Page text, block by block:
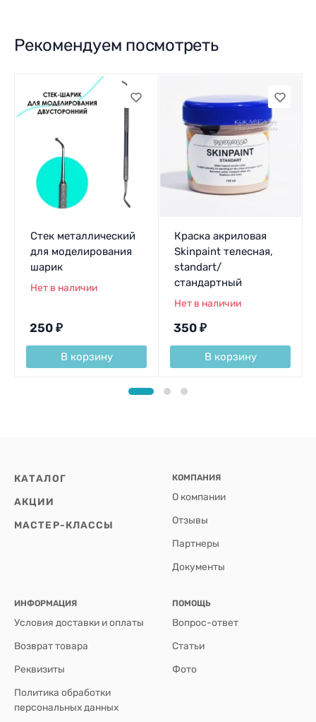
Рекомендуем посмотреть
Стек металлический
для моделирования
шарик
Нет в наличии
250 ₽
В корзину
Краска акриловая
Skinpaint телесная,
standart/
стандартный
Нет в наличии
350 ₽
В корзину
КАТАЛОГ
АКЦИИ
МАСТЕР-КЛАССЫ
КОМПАНИЯ
О компании
Отзывы
Партнеры
Документы
ИНФОРМАЦИЯ
Условия доставки и оплаты
Возврат товара
Реквизиты
Политика обработки
персональных данных
ПОМОЩЬ
Вопрос-ответ
Статьи
Фото